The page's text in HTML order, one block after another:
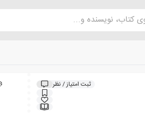
کتاب، نویسنده و...
ثبت امتیاز / نظر